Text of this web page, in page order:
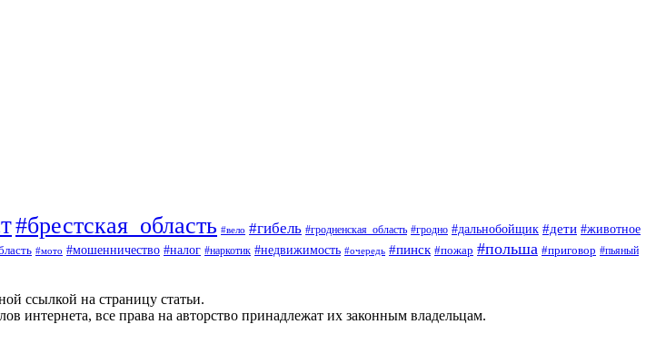
#брестская_область #вело #гибель #гродненская_область #гродно #дальнобойщик #дети #животное
#мото #мошенничество #налог #наркотик #недвижимость #очередь #пинск #пожар #польша #приговор #пьяный
ссылкой на страницу статьи.
интернета, все права на авторство принадлежат их законным владельцам.